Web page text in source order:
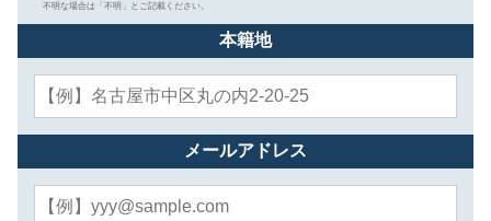
不明な場合は「不明」とご記載ください。
本籍地
メールアドレス